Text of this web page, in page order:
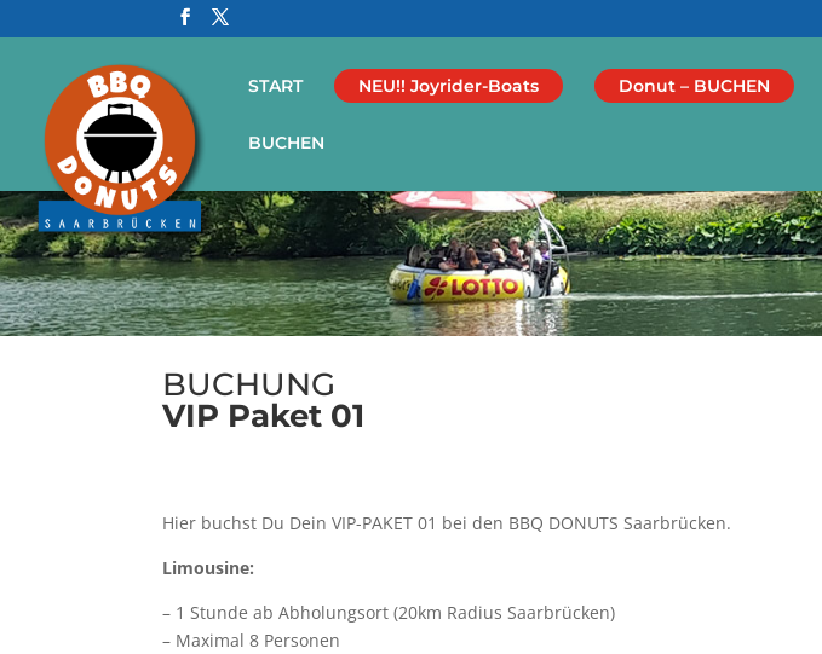
START NEU!! Joyrider-Boats Donut – BUCHEN
BUCHEN
BUCHUNG
VIP Paket 01
Hier buchst Du Dein VIP-PAKET 01 bei den BBQ DONUTS Saarbrücken.
Limousine:
– 1 Stunde ab Abholungsort (20km Radius Saarbrücken)
– Maximal 8 Personen